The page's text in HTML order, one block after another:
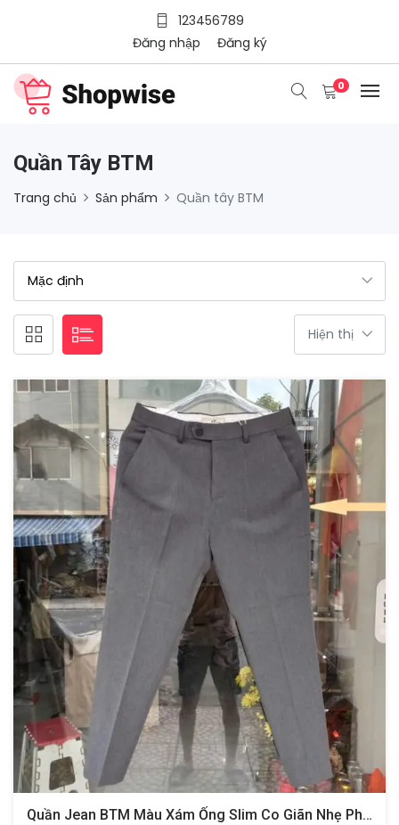
123456789
Đăng nhập
Đăng ký
0
Quần Tây BTM
Trang chủ Sản phẩm Quần tây BTM
Quần Jean BTM Màu Xám Ống Slim Co Giãn Nhẹ Phù Hợp Đi Làm Công Sở